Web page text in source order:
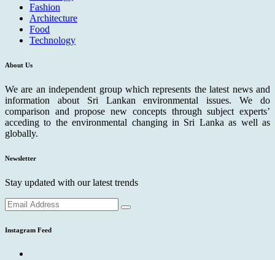
Fashion
Architecture
Food
Technology
About Us
We are an independent group which represents the latest news and
information about Sri Lankan environmental issues. We do
comparison and propose new concepts through subject experts’
acceding to the environmental changing in Sri Lanka as well as
globally.
Newsletter
Stay updated with our latest trends
Instagram Feed